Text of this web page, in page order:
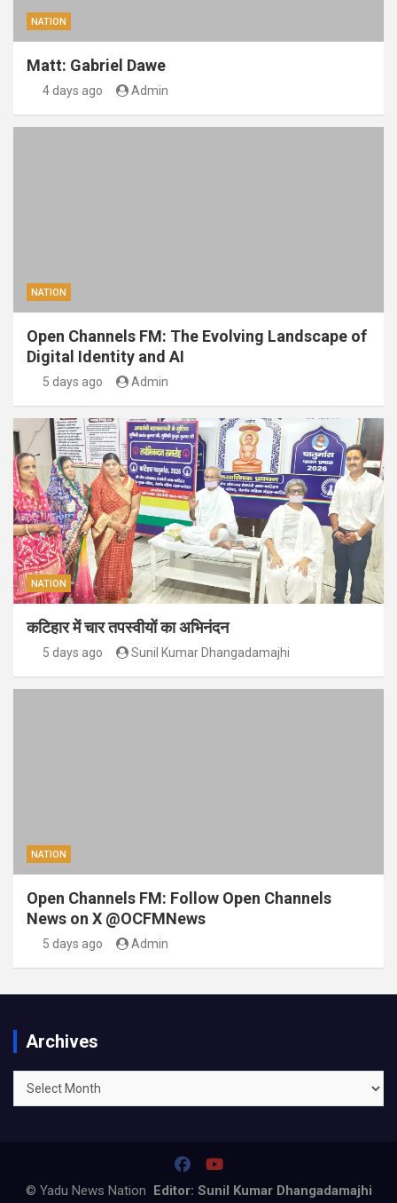
NATION
Matt: Gabriel Dawe
4 days ago Admin
NATION
Open Channels FM: The Evolving Landscape of
Digital Identity and AI
5 days ago Admin
NATION
कटिहार में चार तपस्वीयों का अभिनंदन
5 days ago Sunil Kumar Dhangadamajhi
NATION
Open Channels FM: Follow Open Channels
News on X @OCFMNews
5 days ago Admin
Archives
Archives
© Yadu News Nation Editor: Sunil Kumar Dhangadamajhi